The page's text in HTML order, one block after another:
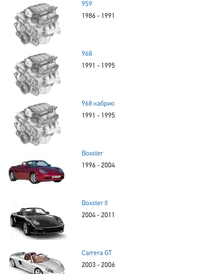
959
1986 - 1991
968
1991 - 1995
968 кабрио
1991 - 1995
Boxster
1996 - 2004
Boxster II
2004 - 2011
Carrera GT
2003 - 2006